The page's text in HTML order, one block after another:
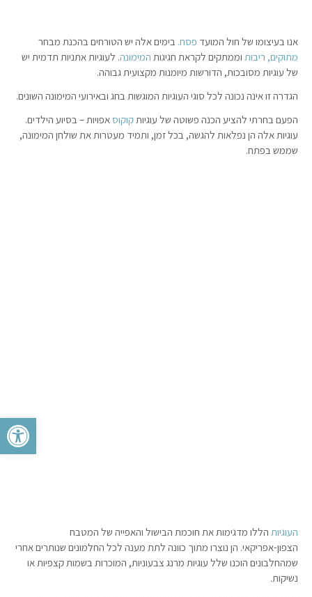
פתח
אנו בעיצומו של חול המועד פסח. בימים אלה יש הטורחים בהכנת מבחר
מתוקים, ריבות וממתקים לקראת חגיגות המימונה. לעוגיות אתניות תדמית יש
של עוגיות מסובכות, הדורשות מיומנות מקצועית גבוהה.
הגדרה זו אינה נכונה לכל סוגי העוגיות המוגשות בחג ובאירועי המימונה השונים.
הפעם בחרתי להציע הכנה פשוטה של עוגיותקוקוס אפויות – בסיוע הילדים.
עוגיות אלה הן נפלאות להגשה, בכל זמן, ותמיד מעטרות את שולחן המימונה,
שממש בפתח.
העוגיות הללו מדגימות את חוכמת הבישול והאפייה של המטבח
הצפון-אפריקאי. הן נוצרו מתוך כוונה לתת מענה לכל החלמונים שנותרים אחרי
שמהחלבונים הוכנו שלל עוגיות מרנג צבעוניות, המוכרות בשמות קצפיות או
נשיקות.